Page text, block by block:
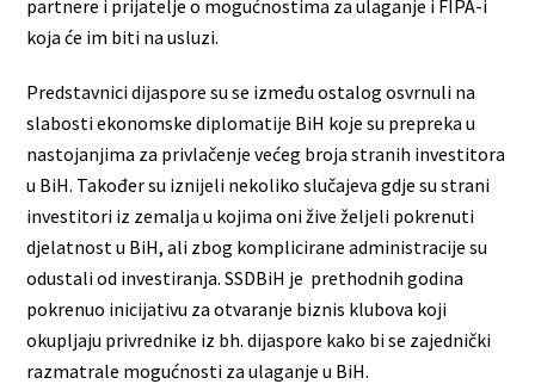
partnere i prijatelje o mogućnostima za ulaganje i FIPA-i
koja će im biti na usluzi.
Predstavnici dijaspore su se između ostalog osvrnuli na
slabosti ekonomske diplomatije BiH koje su prepreka u
nastojanjima za privlačenje većeg broja stranih investitora
u BiH. Također su iznijeli nekoliko slučajeva gdje su strani
investitori iz zemalja u kojima oni žive željeli pokrenuti
djelatnost u BiH, ali zbog komplicirane administracije su
odustali od investiranja. SSDBiH je prethodnih godina
pokrenuo inicijativu za otvaranje biznis klubova koji
okupljaju privrednike iz bh. dijaspore kako bi se zajednički
razmatrale mogućnosti za ulaganje u BiH.